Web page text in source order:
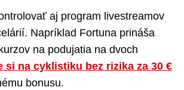
aj program livestreamov
Napríklad Fortuna prináša
na podujatia na dvoch
si na cyklistiku bez rizika za 30 €
bonusu.